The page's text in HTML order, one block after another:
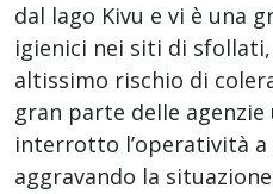
dal lago Kivu e vi è una
igienici nei siti di
altissimo rischio di
gran parte delle
interrotto l’operatività a
aggravando la